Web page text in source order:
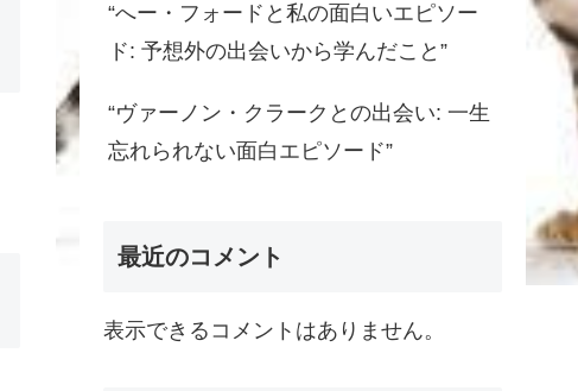
“へー・フォードと私の面白いエピソー
ド: 予想外の出会いから学んだこと”
“ヴァーノン・クラークとの出会い: 一生
忘れられない面白エピソード”
最近のコメント
表示できるコメントはありません。